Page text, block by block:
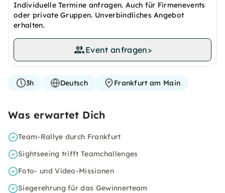
Individuelle Termine anfragen. Auch für Firmenevents
oder private Gruppen. Unverbindliches Angebot
erhalten.
Event anfragen>
3h Deutsch Frankfurt am Main
Was erwartet Dich
Team-Rallye durch Frankfurt
Sightseeing trifft Teamchallenges
Foto- und Video-Missionen
Siegerehrung für das Gewinnerteam